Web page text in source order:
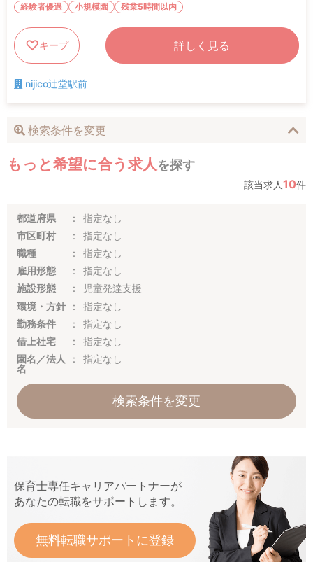
経験者優遇 小規模園 残業5時間以内
キープ 詳しく見る
nijico辻堂駅前
検索条件を変更
もっと希望に合う求人 を探す
該当求人10件
都道府県
指定なし
市区町村
指定なし
職種
指定なし
雇用形態
指定なし
施設形態
児童発達支援
環境・方針
指定なし
勤務条件
指定なし
借上社宅
指定なし
園名／法人
名
指定なし
検索条件を変更
保育士専任キャリアパートナーが
あなたの転職をサポートします。
無料転職サポートに登録